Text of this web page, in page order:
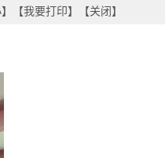
】【我要打印】【关闭 】